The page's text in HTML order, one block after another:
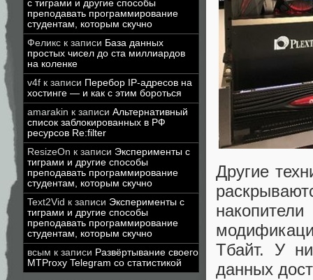
с тиграми и другие способы
преподавать программирование
студентам, которым скучно
Феликс к записи База данных
простых чисел до ста миллиардов
на коленке
v4f к записи Перебор IP-адресов на
хостинге — и как с этим бороться
amarakin к записи Альтернативный
список заблокированных в РФ
ресурсов Re:filter
ResizeOn к записи Эксперименты с
тиграми и другие способы
преподавать программирование
студентам, которым скучно
Text2Vid к записи Эксперименты с
тиграми и другие способы
преподавать программирование
студентам, которым скучно
всым к записи Развёртывание своего
MTProxy Telegram со статистикой
Другие
Тбайт. У
данных